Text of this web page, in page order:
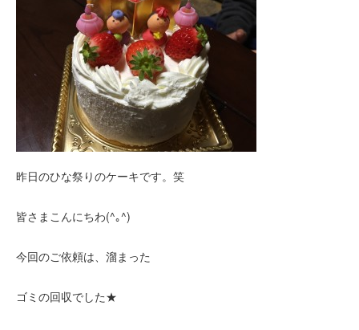
昨日のひな祭りのケーキです。笑
皆さまこんにちわ(^｡^)
今回のご依頼は、溜まった
ゴミの回収でした★